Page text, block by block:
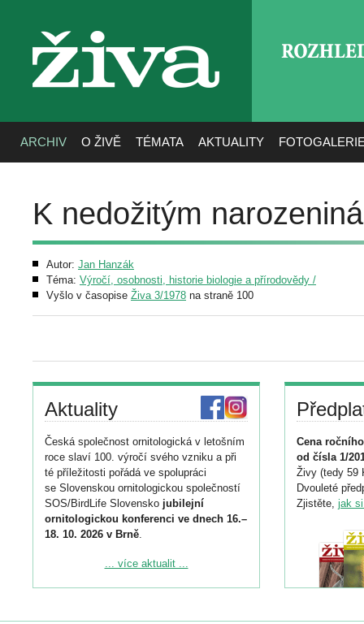
živa
ARCHIV O ŽIVĚ TÉMATA AKTUALITY
K nedožitým
Autor: Jan Hanzák
Téma: Výročí, osobnosti, historie biologie a přírodovědy /
Vyšlo v časopise Živa 3/1978 na straně 100
Aktuality
Česká společnost ornitologická v letošním
roce slaví 100. výročí svého vzniku a při
té příležitosti pořádá ve spolupráci
se Slovenskou ornitologickou společností
SOS/BirdLife Slovensko jubilejní
ornitologickou konferenci ve dnech 16.–
18. 10. 2026 v Brně.
Podrobnější informace ke konferenci
Registrovat se můžete do 6. září.
... více aktualit ...
Cena
od čísla 1/
Živy (tedy 59
Dvouleté
Zjistěte, jak